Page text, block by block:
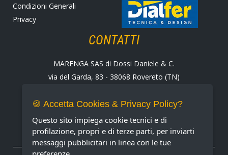
Condizioni Generali
Privacy
CONTATTI
MARENGA SAS di Dossi Daniele & C.
via del Garda, 83 - 38068 Rovereto (TN)
Fax +39 0464 430938
E-mail: marenga@marenga.it
Partita IVA IT02232370227
🍪 Accetta Cookies & Privacy Policy?
Questo sito impiega cookie tecnici e di
profilazione, propri e di terze parti, per inviarti
messaggi pubblicitari in linea con le tue